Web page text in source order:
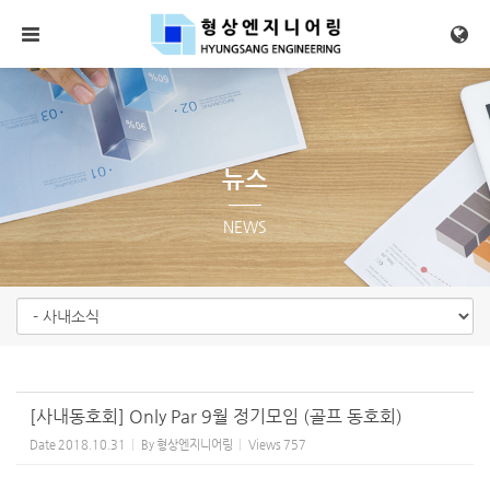
메뉴 건너뛰기
뉴스
NEWS
[사내동호회] Only Par 9월 정기모임 (골프 동호회)
Date 2018.10.31 By 형상엔지니어링 Views 757